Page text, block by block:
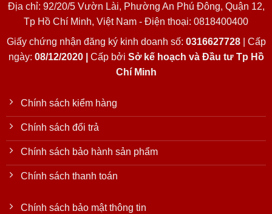
Địa chỉ: 92/20/5 Vườn Lài, Phường An Phú Đông, Quận 12,
Tp Hồ Chí Minh, Việt Nam - Điện thoại: 0818400400
Giấy chứng nhận đăng ký kinh doanh số: 0316627728| Cấp
ngày: 08/12/2020 | Cấp bởi Sở kế hoạch và Đầu tư Tp Hồ
Chí Minh
Chính sách kiểm hàng
Chính sách đổi trả
Chính sách bảo hành sản phẩm
Chính sách thanh toán
Chính sách bảo mật thông tin